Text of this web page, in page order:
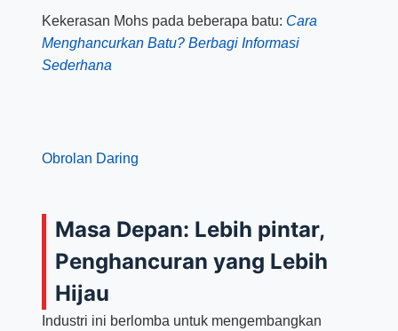
Kekerasan Mohs pada beberapa batu: Cara
Menghancurkan Batu? Berbagi Informasi
Sederhana
Obrolan Daring
Masa Depan: Lebih pintar,
Penghancuran yang Lebih
Hijau
Industri ini berlomba untuk mengembangkan